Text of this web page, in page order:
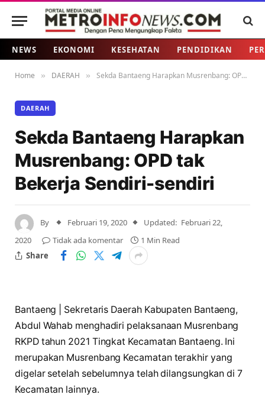
NEWS EKONOMI KESEHATAN PENDIDIKAN
Home » DAERAH » Sekda Bantaeng Harapkan Musrenbang: OPD tak Bekerja Sendiri-sendiri
DAERAH
Sekda Bantaeng Harapkan
Musrenbang: OPD tak
Bekerja Sendiri-sendiri
By Februari 19, 2020 Updated: Februari 22,
2020
Tidak ada komentar
1 Min Read
Share
Bantaeng | Sekretaris Daerah Kabupaten Bantaeng,
Abdul Wahab menghadiri pelaksanaan Musrenbang
RKPD tahun 2021 Tingkat Kecamatan Bantaeng. Ini
merupakan Musrenbang Kecamatan terakhir yang
digelar setelah sebelumnya telah dilangsungkan di 7
Kecamatan lainnya.